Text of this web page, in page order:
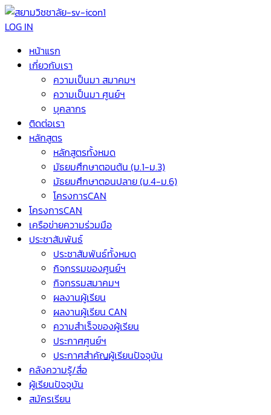
LOG IN
หน้าแรก
เกี่ยวกับเรา
ความเป็นมา สมาคมฯ
ความเป็นมา ศูนย์ฯ
บุคลากร
ติดต่อเรา
หลักสูตร
หลักสูตรทั้งหมด
มัธยมศึกษาตอนต้น (ม.1-ม.3)
มัธยมศึกษาตอนปลาย (ม.4-ม.6)
โครงการCAN
โครงการCAN
เครือข่ายความร่วมมือ
ประชาสัมพันธ์
ประชาสัมพันธ์ทั้งหมด
กิจกรรมของศูนย์ฯ
กิจกรรมสมาคมฯ
ผลงานผู้เรียน
ผลงานผู้เรียน CAN
ความสำเร็จของผู้เรียน
ประกาศศูนย์ฯ
ประกาศสำคัญผู้เรียนปัจจุบัน
คลังความรู้/สื่อ
ผู้เรียนปัจจุบัน
สมัครเรียน